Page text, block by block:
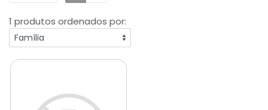
1 produtos ordenados por: